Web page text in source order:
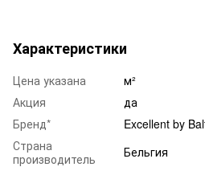
Характеристики
Цена указана
м²
Акция
да
Бренд*
Excellent by
Страна
производитель
Бельгия